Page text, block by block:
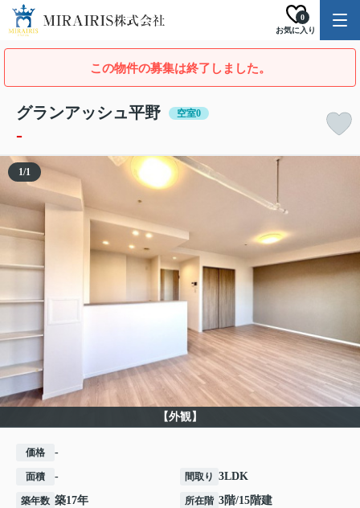
お気に入り
0
この物件の募集は終了しました。
グランアッシュ平野 空室0
-
【外観】
1/1
価格 -
面積 - 間取り 3LDK
築年数 築17年 所在階 3階/15階建